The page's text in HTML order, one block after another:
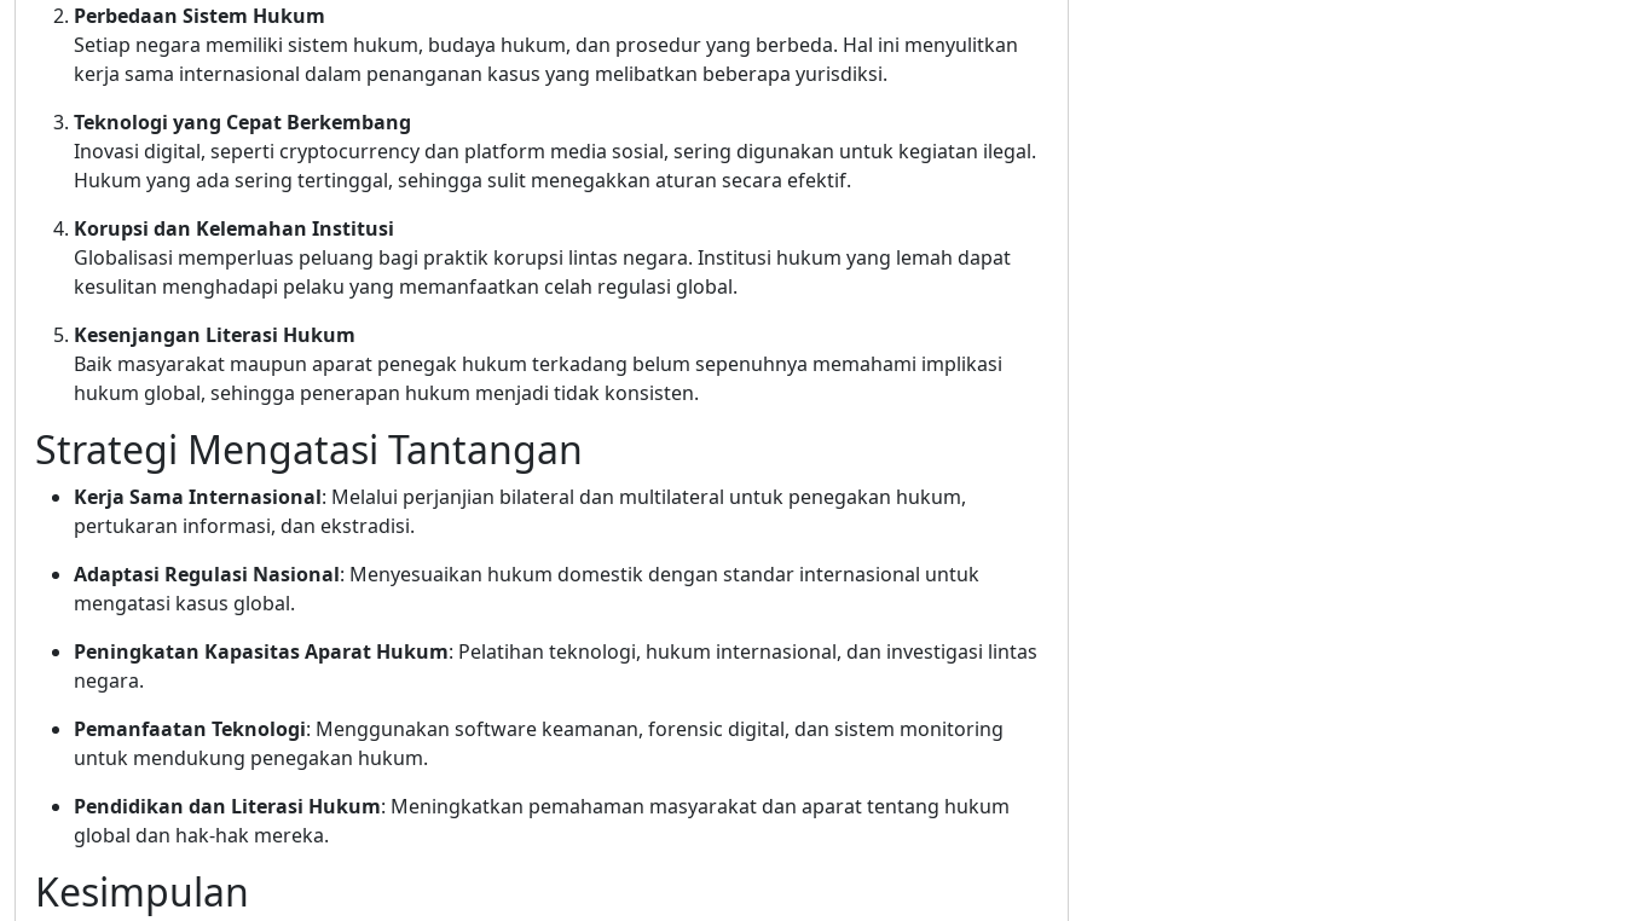
Perbedaan Sistem Hukum
Setiap negara memiliki sistem hukum, budaya hukum, dan prosedur yang berbeda. Hal ini menyulitkan
kerja sama internasional dalam penanganan kasus yang melibatkan beberapa yurisdiksi.
Teknologi yang Cepat Berkembang
Inovasi digital, seperti cryptocurrency dan platform media sosial, sering digunakan untuk kegiatan ilegal.
Hukum yang ada sering tertinggal, sehingga sulit menegakkan aturan secara efektif.
Korupsi dan Kelemahan Institusi
Globalisasi memperluas peluang bagi praktik korupsi lintas negara. Institusi hukum yang lemah dapat
kesulitan menghadapi pelaku yang memanfaatkan celah regulasi global.
Kesenjangan Literasi Hukum
Baik masyarakat maupun aparat penegak hukum terkadang belum sepenuhnya memahami implikasi
hukum global, sehingga penerapan hukum menjadi tidak konsisten.
Strategi Mengatasi Tantangan
Kerja Sama Internasional: Melalui perjanjian bilateral dan multilateral untuk penegakan hukum,
pertukaran informasi, dan ekstradisi.
Adaptasi Regulasi Nasional: Menyesuaikan hukum domestik dengan standar internasional untuk
mengatasi kasus global.
Peningkatan Kapasitas Aparat Hukum: Pelatihan teknologi, hukum internasional, dan investigasi lintas
negara.
Pemanfaatan Teknologi: Menggunakan software keamanan, forensic digital, dan sistem monitoring
untuk mendukung penegakan hukum.
Pendidikan dan Literasi Hukum: Meningkatkan pemahaman masyarakat dan aparat tentang hukum
global dan hak-hak mereka.
Kesimpulan